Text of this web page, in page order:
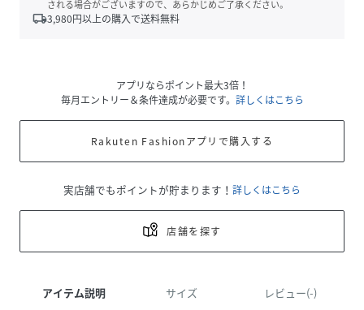
される場合がございますので、あらかじめご了承ください。
local_shipping3,980円以上の購入で送料無料
アプリならポイント最大3倍！
毎月エントリー＆条件達成が必要です。 詳しくはこちら
Rakuten Fashionアプリで購入する
実店舗でもポイントが貯まります！ 詳しくはこちら
店舗を探す
アイテム説明 サイズ レビュー(-)